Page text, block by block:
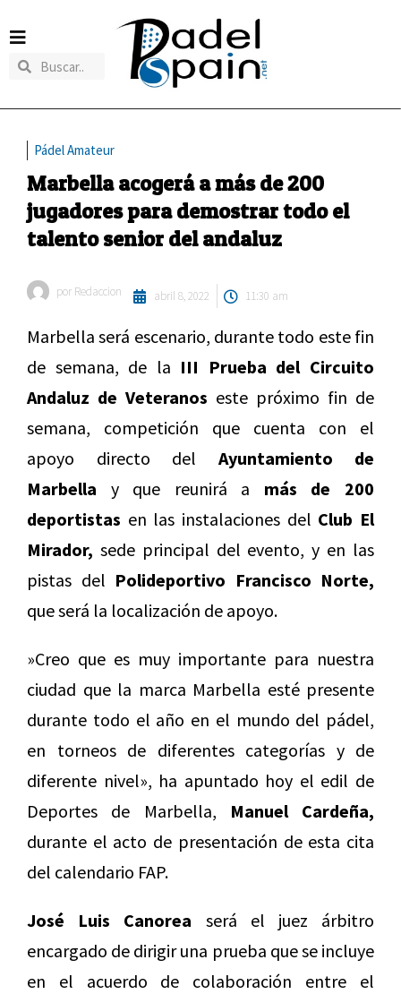
Pádel Amateur
Marbella acogerá a más de 200
jugadores para demostrar todo el
talento senior del andaluz
por Redaccion abril 8, 2022 11:30 am
Marbella será escenario, durante todo este fin
de semana, de la III Prueba del Circuito
Andaluz de Veteranos este próximo fin de
semana, competición que cuenta con el
apoyo directo del Ayuntamiento de
Marbella y que reunirá a más de 200
deportistas en las instalaciones del Club El
Mirador, sede principal del evento, y en las
pistas del Polideportivo Francisco Norte,
que será la localización de apoyo.
»Creo que es muy importante para nuestra
ciudad que la marca Marbella esté presente
durante todo el año en el mundo del pádel,
en torneos de diferentes categorías y de
diferente nivel», ha apuntado hoy el edil de
Deportes de Marbella, Manuel Cardeña,
durante el acto de presentación de esta cita
del calendario FAP.
José Luis Canorea será el juez árbitro
encargado de dirigir una prueba que se incluye
en el acuerdo de colaboración entre el